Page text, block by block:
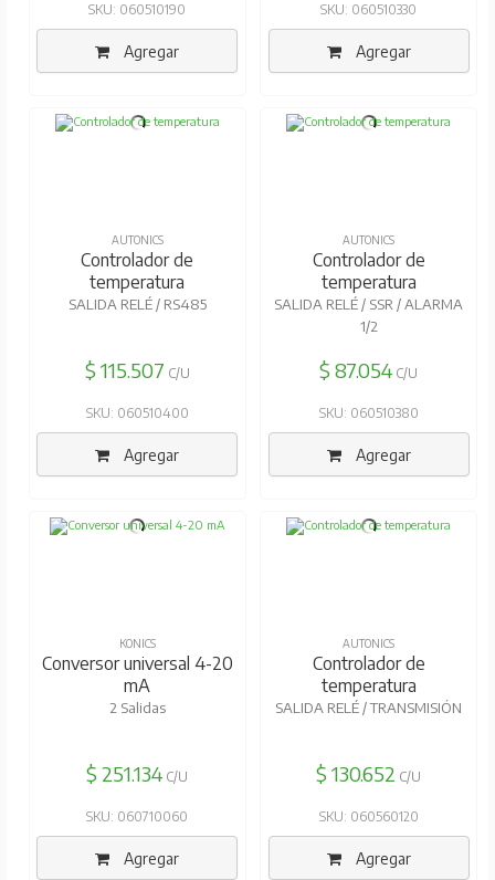
SKU: 060510190
Agregar
SKU: 060510330
Agregar
AUTONICS
Controlador de
temperatura
SALIDA RELÉ / RS485
$ 115.507 C/U
SKU: 060510400
Agregar
AUTONICS
Controlador de
temperatura
SALIDA RELÉ / SSR / ALARMA
1/2
$ 87.054 C/U
SKU: 060510380
Agregar
KONICS
Conversor universal 4-20
mA
2 Salidas
$ 251.134 C/U
SKU: 060710060
Agregar
AUTONICS
Controlador de
temperatura
SALIDA RELÉ / TRANSMISIÓN
$ 130.652 C/U
SKU: 060560120
Agregar